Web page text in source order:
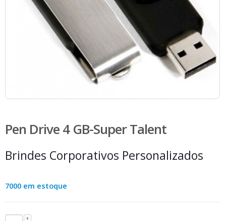
Pen Drive 4 GB-Super Talent
Brindes Corporativos Personalizados
7000 em estoque